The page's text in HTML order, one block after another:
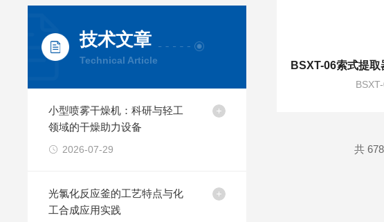
技术文章
Technical Article
小型喷雾干燥机：科研与轻工
领域的干燥助力设备
2026-07-29
光氯化反应釜的工艺特点与化
工合成应用实践
共